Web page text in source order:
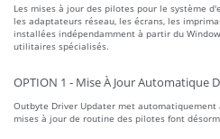
Les mises à jour des pilotes pour le système
les adaptateurs réseau, les écrans, les
installées indépendamment à partir du
utilitaires spécialisés.
OPTION 1 - Mise À Jour Automatique
Outbyte Driver Updater met automatiquement
mises à jour de routine des pilotes font